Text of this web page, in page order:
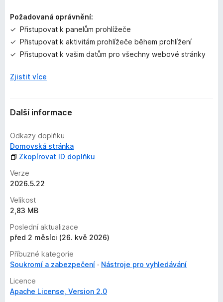
n
Požadovaná oprávnění:
Přistupovat k panelům prohlížeče
Přistupovat k aktivitám prohlížeče během prohlížení
Přistupovat k vašim datům pro všechny webové stránky
Zjistit více
Další informace
Odkazy doplňku
Domovská stránka
Zkopírovat ID doplňku
Verze
2026.5.22
Velikost
2,83 MB
Poslední aktualizace
před 2 měsíci (26. kvě 2026)
Příbuzné kategorie
Soukromí a zabezpečení
Nástroje pro vyhledávání
Licence
Apache License, Version 2.0